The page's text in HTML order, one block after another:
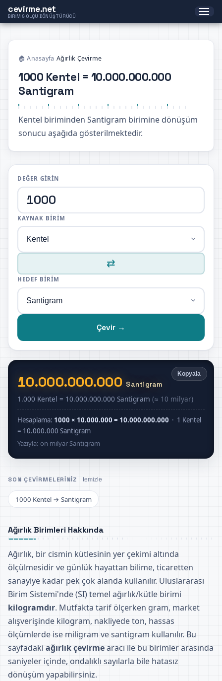
cevirme.net
BIRIM & ÖLÇÜ DÖNÜŞTÜRÜCÜ
🏠 Anasayfa Ağırlık Çevirme
1000 Kentel = 10.000.000.000
Santigram
Kentel biriminden Santigram birimine dönüşüm
sonucu aşağıda gösterilmektedir.
DEĞER GIRIN
KAYNAK BIRIM
⇄
HEDEF BIRIM
Çevir →
Kopyala
10.000.000.000 Santigram
1.000 Kentel = 10.000.000.000 Santigram(≈ 10 milyar)
Hesaplama: 1000 × 10.000.000 = 10.000.000.000 · 1 Kentel
= 10.000.000 Santigram
Yazıyla: on milyar Santigram
SON ÇEVIRMELERINIZ temizle
1000 Kentel → Santigram
Ağırlık Birimleri Hakkında
Ağırlık, bir cismin kütlesinin yer çekimi altında
ölçülmesidir ve günlük hayattan bilime, ticaretten
sanayiye kadar pek çok alanda kullanılır. Uluslararası
Birim Sistemi'nde (SI) temel ağırlık/kütle birimi
kilogramdır. Mutfakta tarif ölçerken gram, market
alışverişinde kilogram, nakliyede ton, hassas
ölçümlerde ise miligram ve santigram kullanılır. Bu
sayfadaki ağırlık çevirmearacı ile bu birimler arasında
saniyeler içinde, ondalıklı sayılarla bile hatasız
dönüşüm yapabilirsiniz.